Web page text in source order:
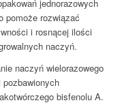
jednorazowych
pomoże rozwiązać
i rosnącej ilości
naczyń.
naczyń wielorazowego
bisfenolu A.